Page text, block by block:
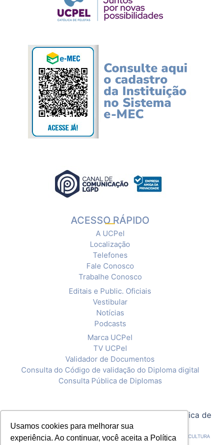
Usamos cookies para melhorar sua
experiência. Ao continuar, você aceita a Política
ACESSO RÁPIDO
A UCPel
Localização
Telefones
Fale Conosco
Trabalhe Conosco
Editais e Public. Oficiais
Vestibular
Notícias
Podcasts
Marca UCPel
TV UCPel
Validador de Documentos
Consulta do Código de validação do Diploma digital
Consulta Pública de Diplomas
Política de
Privacidade
CNPJ: 92.238.914/0001-03 - ASSOCIAÇÃO PELOTENSE DE ASSISTÊNCIA E CULTURA